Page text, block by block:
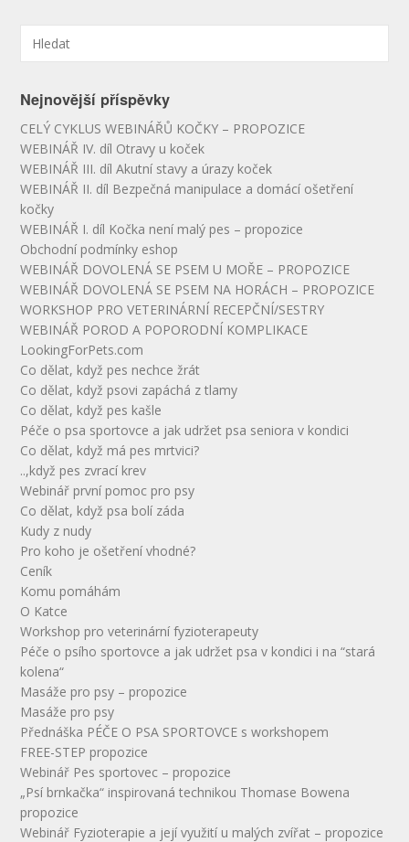
Nejnovější příspěvky
CELÝ CYKLUS WEBINÁŘŮ KOČKY – PROPOZICE
WEBINÁŘ IV. díl Otravy u koček
WEBINÁŘ III. díl Akutní stavy a úrazy koček
WEBINÁŘ II. díl Bezpečná manipulace a domácí ošetření
kočky
WEBINÁŘ I. díl Kočka není malý pes – propozice
Obchodní podmínky eshop
WEBINÁŘ DOVOLENÁ SE PSEM U MOŘE – PROPOZICE
WEBINÁŘ DOVOLENÁ SE PSEM NA HORÁCH – PROPOZICE
WORKSHOP PRO VETERINÁRNÍ RECEPČNÍ/SESTRY
WEBINÁŘ POROD A POPORODNÍ KOMPLIKACE
LookingForPets.com
Co dělat, když pes nechce žrát
Co dělat, když psovi zapáchá z tlamy
Co dělat, když pes kašle
Péče o psa sportovce a jak udržet psa seniora v kondici
Co dělat, když má pes mrtvici?
..,když pes zvrací krev
Webinář první pomoc pro psy
Co dělat, když psa bolí záda
Kudy z nudy
Pro koho je ošetření vhodné?
Ceník
Komu pomáhám
O Katce
Workshop pro veterinární fyzioterapeuty
Péče o psího sportovce a jak udržet psa v kondici i na “stará
kolena“
Masáže pro psy – propozice
Masáže pro psy
Přednáška PÉČE O PSA SPORTOVCE s workshopem
FREE-STEP propozice
Webinář Pes sportovec – propozice
„Psí brnkačka“ inspirovaná technikou Thomase Bowena
propozice
Webinář Fyzioterapie a její využití u malých zvířat – propozice